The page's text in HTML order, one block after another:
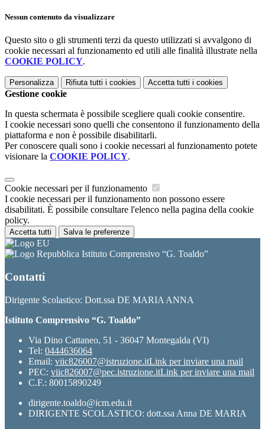
Nessun contenuto da visualizzare
Questo sito o gli strumenti terzi da questo utilizzati si avvalgono di
cookie necessari al funzionamento ed utili alle finalità illustrate nella
COOKIE POLICY.
Personalizza Rifiuta tutti i cookies Accetta tutti i cookies
Gestione cookie
In questa schermata è possibile scegliere quali cookie consentire.
I cookie necessari sono quelli che consentono il funzionamento della
piattaforma e non è possibile disabilitarli.
Per conoscere quali sono i cookie necessari al funzionamento potete
visionare la COOKIE POLICY.
Cookie necessari per il funzionamento
I cookie necessari per il funzionamento non possono essere
disabilitati. È possibile consultare l'elenco nella pagina della cookie
policy.
Accetta tutti Salva le preferenze
Istituto Comprensivo “G. Toaldo”
Contatti
Dirigente Scolastico: Dott.ssa DE MARIA ANNA
Istituto Comprensivo “G. Toaldo”
Via Dino Cattaneo, 51 - 36047 Montegalda (VI)
Tel: 0444636064
Email: viic826007@istruzione.itLink per inviare una mail
PEC: viic826007@pec.istruzione.itLink per inviare una mail
C.F.: 80015890249
dirigente.toaldo@icm.edu.it
DIRIGENTE SCOLASTICO: dott.ssa Anna DE MARIA